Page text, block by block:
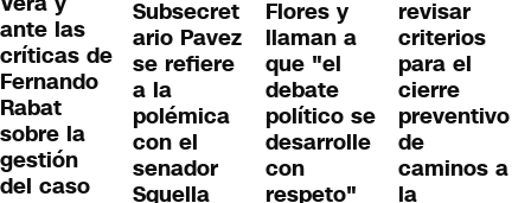
ante las
críticas de
Fernando
Rabat
sobre la
gestión
del caso
Subsecret
ario Pavez
se refiere
a la
polémica
con el
senador
Squella
Flores y
llaman a
que "el
debate
político se
desarrolle
con
respeto"
revisar
criterios
para el
cierre
preventivo
de
caminos a
la